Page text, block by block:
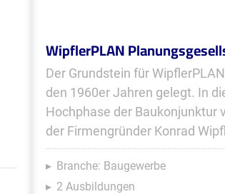
WipflerPLAN
Der Grundstein für
den 1960er Jahren gelegt. In
Hochphase der Baukonjunktur
der Firmengründer Konrad
Branche: Baugewerbe
2 Ausbildungen